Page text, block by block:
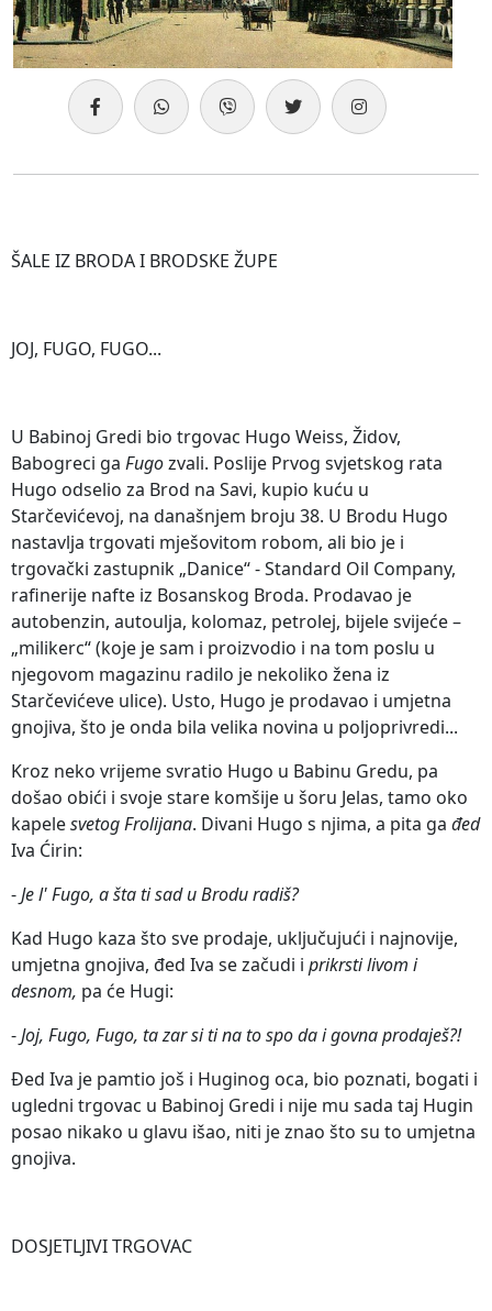
ŠALE IZ BRODA I BRODSKE ŽUPE
JOJ, FUGO, FUGO...
U Babinoj Gredi bio trgovac Hugo Weiss, Židov,
Babogreci ga Fugozvali. Poslije Prvog svjetskog rata
Hugo odselio za Brod na Savi, kupio kuću u
Starčevićevoj, na današnjem broju 38. U Brodu Hugo
nastavlja trgovati mješovitom robom, ali bio je i
trgovački zastupnik „Danice“ - Standard Oil Company,
rafinerije nafte iz Bosanskog Broda. Prodavao je
autobenzin, autoulja, kolomaz, petrolej, bijele svijeće –
„milikerc“ (koje je sam i proizvodio i na tom poslu u
njegovom magazinu radilo je nekoliko žena iz
Starčevićeve ulice). Usto, Hugo je prodavao i umjetna
gnojiva, što je onda bila velika novina u poljoprivredi...
Kroz neko vrijeme svratio Hugo u Babinu Gredu, pa
došao obići i svoje stare komšije u šoru Jelas, tamo oko
kapelesvetog Frolijana. Divani Hugo s njima, a pita ga đed
Iva Ćirin:
-Je l' Fugo, a šta ti sad u Brodu radiš?
Kad Hugo kaza što sve prodaje, uključujući i najnovije,
umjetna gnojiva, đed Iva se začudi i prikrsti livom i
desnom, pa će Hugi:
-Joj, Fugo, Fugo, ta zar si ti na to spo da i govna prodaješ?!
Đed Iva je pamtio još i Huginog oca, bio poznati, bogati i
ugledni trgovac u Babinoj Gredi i nije mu sada taj Hugin
posao nikako u glavu išao, niti je znao što su to umjetna
gnojiva.
DOSJETLJIVI TRGOVAC